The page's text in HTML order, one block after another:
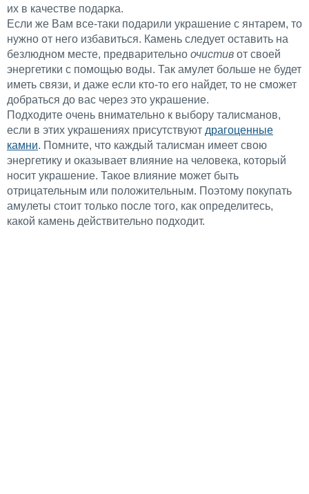
их в качестве подарка.
Если же Вам все-таки подарили украшение с янтарем, то
нужно от него избавиться. Камень следует оставить на
безлюдном месте, предварительно очистив от своей
энергетики с помощью воды. Так амулет больше не будет
иметь связи, и даже если кто-то его найдет, то не сможет
добраться до вас через это украшение.
Подходите очень внимательно к выбору талисманов,
если в этих украшениях присутствуют драгоценные
камни. Помните, что каждый талисман имеет свою
энергетику и оказывает влияние на человека, который
носит украшение. Такое влияние может быть
отрицательным или положительным. Поэтому покупать
амулеты стоит только после того, как определитесь,
какой камень действительно подходит.